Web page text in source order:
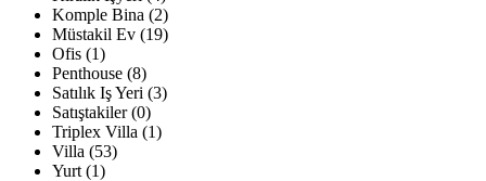
Komple Bina (2)
Müstakil Ev (19)
Ofis (1)
Penthouse (8)
Satılık Iş Yeri (3)
Satıştakiler (0)
Triplex Villa (1)
Villa (53)
Yurt (1)